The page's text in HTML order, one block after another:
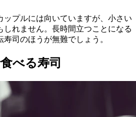
ップルには向いていますが、小さい
しれません。長時間立つことになる
司のほうが無難でしょう。
べる寿司